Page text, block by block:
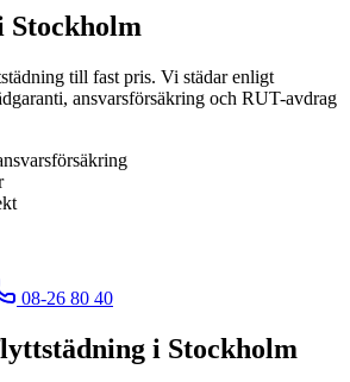
Stockholm
till fast pris. Vi städar enligt
ansvarsförsäkring och RUT-avdrag
08-26 80 40
i Stockholm